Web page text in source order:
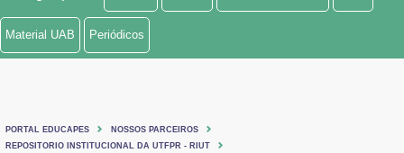
Ministério de Minas e Energia
Ministério do Turismo
Material UAB Periódicos
PORTAL EDUCAPES
NOSSOS PARCEIROS
REPOSITORIO INSTITUCIONAL DA UTFPR - RIUT